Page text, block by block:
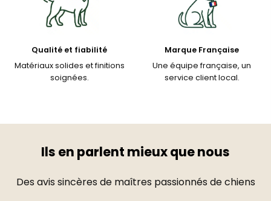
Qualité et fiabilité
Matériaux solides et finitions
soignées.
Marque Française
Une équipe française, un
service client local.
Ils en parlent mieux que nous
Des avis sincères de maîtres passionnés de chiens